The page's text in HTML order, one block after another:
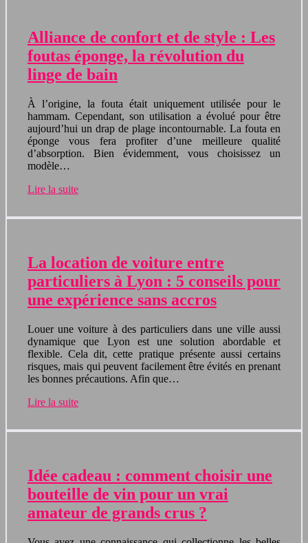
Alliance de confort et de style : Les
foutas éponge, la révolution du
linge de bain
À l’origine, la fouta était uniquement utilisée pour le
hammam. Cependant, son utilisation a évolué pour être
aujourd’hui un drap de plage incontournable. La fouta en
éponge vous fera profiter d’une meilleure qualité
d’absorption. Bien évidemment, vous choisissez un
modèle…
Lire la suite
La location de voiture entre
particuliers à Lyon : 5 conseils pour
une expérience sans accros
Louer une voiture à des particuliers dans une ville aussi
dynamique que Lyon est une solution abordable et
flexible. Cela dit, cette pratique présente aussi certains
risques, mais qui peuvent facilement être évités en prenant
les bonnes précautions. Afin que…
Lire la suite
Idée cadeau : comment choisir une
bouteille de vin pour un vrai
amateur de grands crus ?